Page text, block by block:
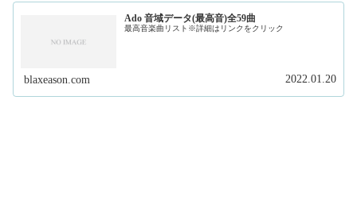
Ado 音域データ(最高音)全59曲
最高音楽曲リスト※詳細はリンクをクリック
blaxeason.com 2022.01.20